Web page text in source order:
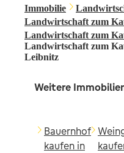
Immobilie
Landwirtschaft zum
Landwirtschaft zum
Landwirtschaft zum
Leibnitz
Weitere
Bauernhof
kaufen in